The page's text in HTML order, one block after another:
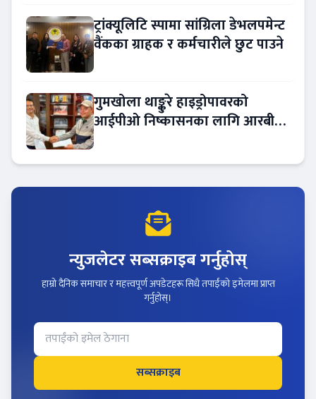
ट्रांक्यूलिटि स्पामा सांग्रिला डेभलपमेन्ट
वैंकका ग्राहक र कर्मचारीले छुट पाउने
गुमखोला थाङ्कुरे हाइड्रोपावरको
आईपीओ निष्कासनका लागि आरबीबी
न्युजलेटर सब्सक्राइब गर्नुहोस्
हाम्रो दैनिक समाचार र महत्त्वपूर्ण अपडेटहरू सिधै तपाईंको इमेलमा प्राप्त
गर्नुहोस्।
सब्सक्राइब